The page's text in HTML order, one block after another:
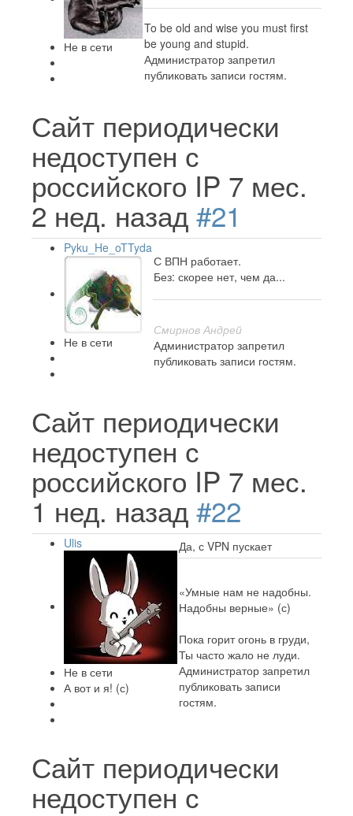
Не в сети
To be old and wise you must first
be young and stupid.
Администратор запретил
публиковать записи гостям.
Сайт периодически
недоступен с
российского IP 7 мес.
2 нед. назад #21
Pyku_He_oTTyda
Не в сети
С ВПН работает.
Без: скорее нет, чем да...
Смирнов Андрей
Администратор запретил
публиковать записи гостям.
Сайт периодически
недоступен с
российского IP 7 мес.
1 нед. назад #22
Ulis
Не в сети
А вот и я! (с)
Да, с VPN пускает
«Умные нам не надобны.
Надобны верные» (с)
Пока горит огонь в груди,
Ты часто жало не луди.
Администратор запретил
публиковать записи
гостям.
Сайт периодически
недоступен с